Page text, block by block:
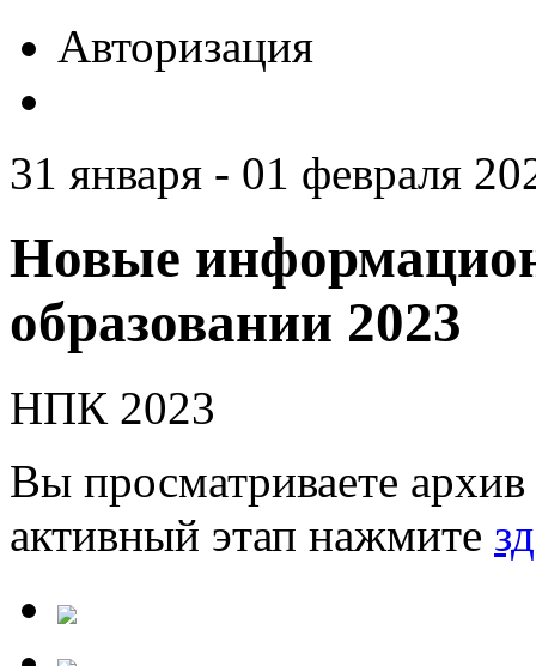
Авторизация
31 января - 01 февраля
Новые
образовании 2023
НПК 2023
Вы просматриваете
активный этап нажмите